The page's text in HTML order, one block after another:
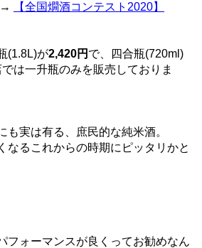
→
【全国燗酒コンテスト2020】
(1.8L)が2,420円 で、四合瓶(720ml)
は一升瓶のみを販売しておりま
も実は有る、庶民的な純米酒。
なるこれからの時期にピッタリかと
フォーマンスが良くってお勧めなん